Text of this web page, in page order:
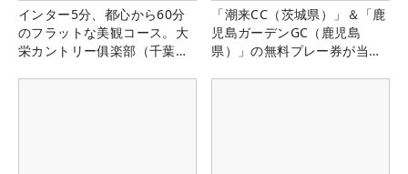
インター5分、都心から60分
のフラットな美観コース。大
栄カントリー俱楽部（千葉
「潮来CC（茨城県）」＆「鹿
児島ガーデンGC（鹿児島
県）」の無料プレー券が当た